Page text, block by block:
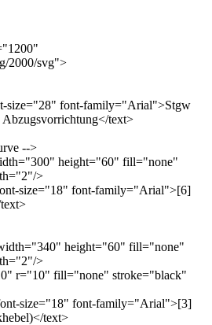
2000/svg">
size="28" font-family="Arial">Stgw
text>
-->
height="60" fill="none"
>
size="18" font-family="Arial">[6]
height="60" fill="none"
>
r="10" fill="none" stroke="black"
size="18" font-family="Arial">[3]
text>